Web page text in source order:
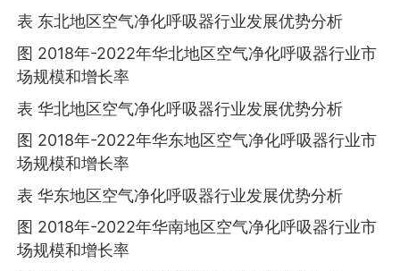
表 东北地区空气净化呼吸器行业发展优势分析
图 2018年-2022年华北地区空气净化呼吸器行业市
场规模和增长率
表 华北地区空气净化呼吸器行业发展优势分析
图 2018年-2022年华东地区空气净化呼吸器行业市
场规模和增长率
表 华东地区空气净化呼吸器行业发展优势分析
图 2018年-2022年华南地区空气净化呼吸器行业市
场规模和增长率